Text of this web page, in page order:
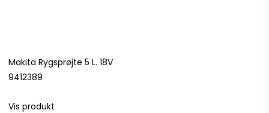
Makita Rygsprøjte 5 L. 18V
9412389
Vis produkt